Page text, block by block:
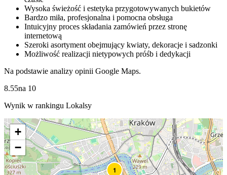
Wysoka świeżość i estetyka przygotowywanych bukietów
Bardzo miła, profesjonalna i pomocna obsługa
Intuicyjny proces składania zamówień przez stronę
internetową
Szeroki asortyment obejmujący kwiaty, dekoracje i sadzonki
Możliwość realizacji nietypowych próśb i dedykacji
Na podstawie analizy opinii Google Maps.
8.55na 10
Wynik w rankingu Lokalsy
1
+
−